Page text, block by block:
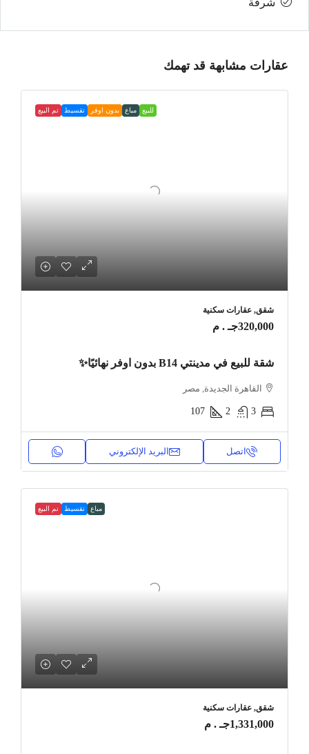
شرفة
عقارات مشابهة قد تهمك
للبيع مباع بدون اوفر تقسيط تم البيع
شقق, عقارات سكنية
320,000جـ . م
شقة للبيع في مدينتي B14 بدون اوفر نهائيًا✨
القاهرة الجديدة, مصر
3
2
107
اتصل البريد الإلكتروني
مباع تقسيط تم البيع
شقق, عقارات سكنية
1,331,000جـ . م